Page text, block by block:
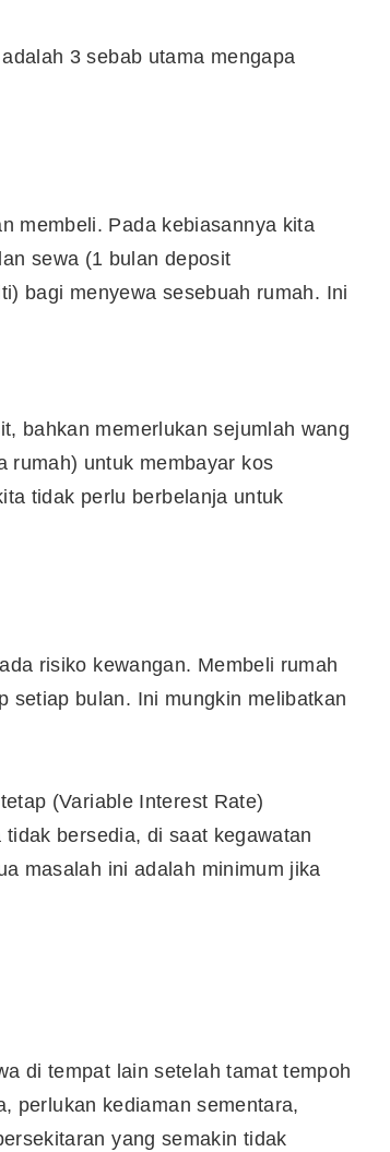
3 sebab utama mengapa
membeli. Pada kebiasannya kita
sewa (1 bulan deposit
bagi menyewa sesebuah rumah. Ini
bahkan memerlukan sejumlah wang
rumah) untuk membayar kos
tidak perlu berbelanja untuk
risiko kewangan. Membeli rumah
setiap bulan. Ini mungkin melibatkan
(Variable Interest Rate)
bersedia, di saat kegawatan
masalah ini adalah minimum jika
di tempat lain setelah tamat tempoh
perlukan kediaman sementara,
yang semakin tidak
Tertinggi Di Bursa Malaysia